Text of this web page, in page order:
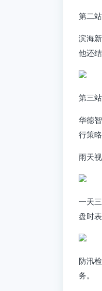
第二
滨海
他还
第三
华德
行策
雨天
一天
盘时
防汛
务。